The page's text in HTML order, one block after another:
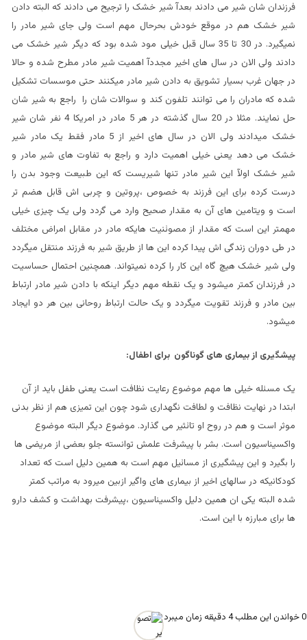
فرزندان شان شیر می دادند بعدآ شیر خشک را ترجیح می دادند که البته دادن
شیر خشک هم در موقع خودش بحرحال مهم است ولی جای شیر مادر را
نمیگیرد. در 30 تا 35 سال قبل خیلی مود شده بود که دیگر شیر خشک می
دادند ولی الان در سال های اخیر مجددآ اهمیت شیر مادر مطرح شده و حالا
در جهان غرب بسیار تشویق به دادن شیر مادر میکنند حتی موسسات تشکیل
شده که مادران را می توانند تلفون کند و سوالات شان را راجع به شیر شان
حل نمایند. مثلا در 20 سال گذشته در هر 5 مادر در امریکا 4 نفر شان شیر
خشک میدادند ولی الان در سال های اخیر از 5 مادر فقط یک مادر شیر
خشک می دهد یعنی خیلی اهمیت دارد و راجع به تفاوت های شیر مادر و
شیر خشک اولآ این شیر مادر تنها شیریست که این طبیعت وجود بدن را
درست کرده برای این فرزند به خصوص ،پروتین و چربی اش قابل هضم تر
است و ویتامین های آن به مقدار صحیح وارد می گردد ولی یک چیزی خیلی
مهمتر این است که مقدار از مصوئنیت هایکه مادر در مقابل امراض مختلف
در طی دوران زندگی اش پیدا کرده این ها از طریق شیر به فرزند منتقل میگردد
ولی شیر خشک هیچ گاه این کار را کرده نمیتواند. همچنین احتمال حساسیت
در فرزندان کمتر میشود و یک نقطه مهم دیگر اینکه با دادن شیر مادر ارتباط
بین مادر و فرزند تقویت میگردد و یک حالت ارتباط روحانی بین هر دو ایجاد
میشود.
پیشگیری از بیماری های گوناگون برای اطفال:
یک مسئله خیلی ها مهم موضوع رعایت نظافت است یعنی طفل باید از آن
ابتدا در نهایت نظافت و لطافت نگهداری شود چون این تمیزی هم از نظر بدنی
موثر است و هم در روح او تائثیر می گذارد. موضوع دیگر البته موضوع
واکسیناسیون است. بشر با پیشرفت علمش توانسته جلو بعضی از مریضی ها
را بگیرد و این پیشگیری از مسائیل مهم است به همین دلیل است که تعداد
کودکانیکه در سالهای اخیر از بیماری های واگیر ازبین میرود به مراتب کمتر
شده البته یکی ان همین دلیل واکسیناسیون ،پیشرفت بهداشت و کشف دارو
ها برای مبارزه با این است.
0خواندن این مطلب 4 دقیقه زمان میبرد